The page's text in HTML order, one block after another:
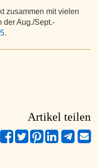
zusammen mit vielen
der Aug./Sept.-
.
Artikel teilen